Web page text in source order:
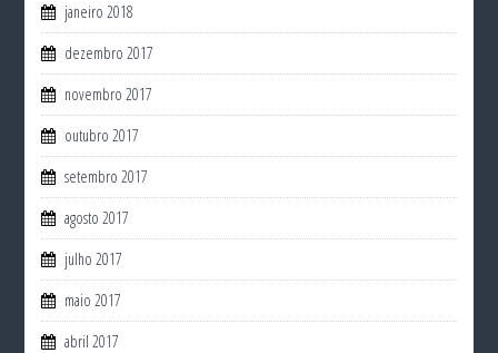
janeiro 2018
dezembro 2017
novembro 2017
outubro 2017
setembro 2017
agosto 2017
julho 2017
maio 2017
abril 2017